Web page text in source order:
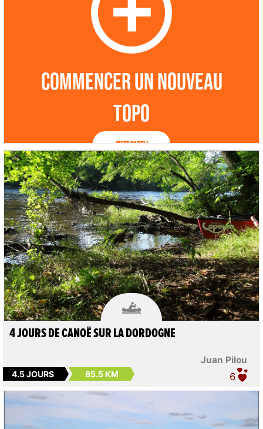
Commencer un nouveau
topo
C'est parti !

Juan Pilou
4 JOURS DE CANOË SUR LA DORDOGNE
4.5 JOURS 85.5 KM 6